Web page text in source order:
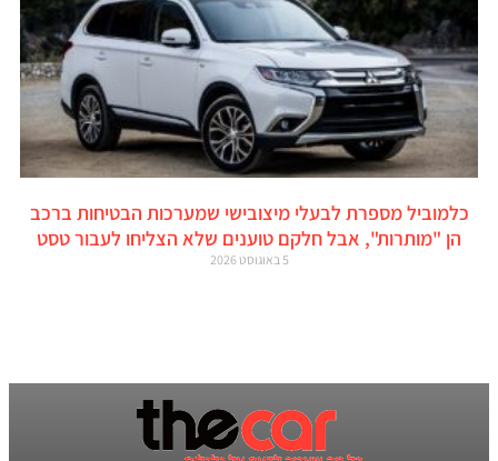
כלמוביל מספרת לבעלי מיצובישי שמערכות הבטיחות ברכב
הן "מותרות", אבל חלקם טוענים שלא הצליחו לעבור טסט
5 באוגוסט 2026